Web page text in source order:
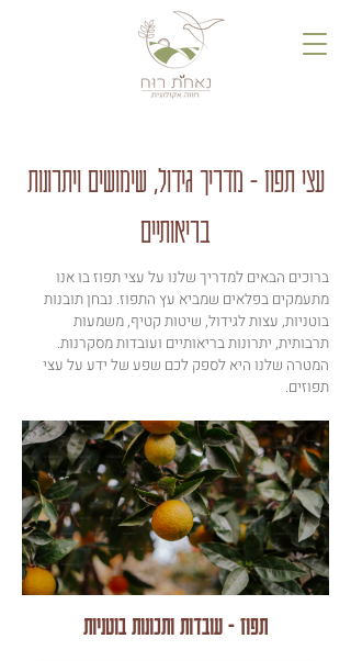
עצי תפוז - מדריך גידול, שימושים ויתרונות
בריאותיים
ברוכים הבאים למדריך שלנו על עצי תפוז בו אנו
מתעמקים בפלאים שמביא עץ התפוז. נבחן תובנות
בוטניות, עצות לגידול, שיטות קטיף, משמעות
תרבותית, יתרונות בריאותיים ועובדות מסקרנות.
המטרה שלנו היא לספק לכם שפע של ידע על עצי
תפוזים.
תפוז - עובדות ותכונות בוטניות